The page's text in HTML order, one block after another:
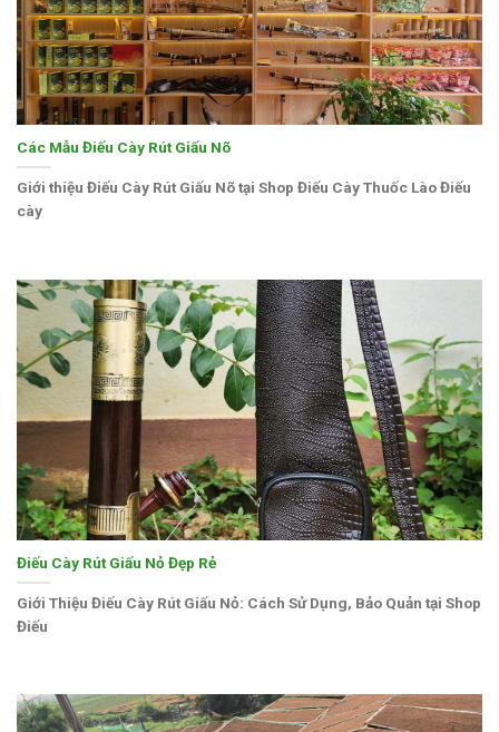
Các Mẫu Điếu Cày Rút Giấu Nõ
Giới thiệu Điếu Cày Rút Giấu Nõ tại Shop Điếu Cày Thuốc Lào Điếu
cày
Điếu Cày Rút Giấu Nỏ Đẹp Rẻ
Giới Thiệu Điếu Cày Rút Giấu Nỏ: Cách Sử Dụng, Bảo Quản tại Shop
Điếu